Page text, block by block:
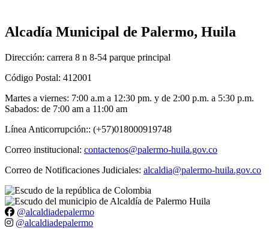
Alcadía Municipal de Palermo, Huila
Dirección: carrera 8 n 8-54 parque principal
Código Postal: 412001
Martes a viernes: 7:00 a.m a 12:30 pm. y de 2:00 p.m. a 5:30 p.m.
Sabados: de 7:00 am a 11:00 am
Línea Anticorrupción:: (+57)018000919748
Correo institucional: contactenos@palermo-huila.gov.co
Correo de Notificaciones Judiciales: alcaldia@palermo-huila.gov.co
@alcaldiadepalermo
@alcaldiadepalermo